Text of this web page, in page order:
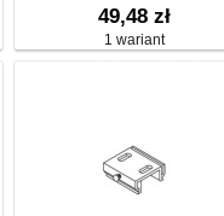
49,48 zł
1 wariant